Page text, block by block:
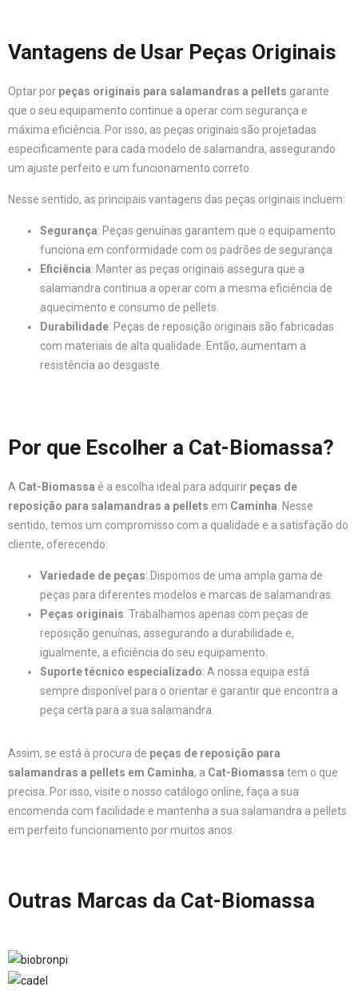
Vantagens de Usar Peças Originais
Optar por peças originais para salamandras a pellets garante
que o seu equipamento continue a operar com segurança e
máxima eficiência. Por isso, as peças originais são projetadas
especificamente para cada modelo de salamandra, assegurando
um ajuste perfeito e um funcionamento correto.
Nesse sentido, as principais vantagens das peças originais incluem:
Segurança: Peças genuínas garantem que o equipamento
funciona em conformidade com os padrões de segurança.
Eficiência: Manter as peças originais assegura que a
salamandra continua a operar com a mesma eficiência de
aquecimento e consumo de pellets.
Durabilidade: Peças de reposição originais são fabricadas
com materiais de alta qualidade. Então, aumentam a
resistência ao desgaste.
Por que Escolher a Cat-Biomassa?
A Cat-Biomassa é a escolha ideal para adquirir peças de
reposição para salamandras a pellets em Caminha . Nesse
sentido, temos um compromisso com a qualidade e a satisfação do
cliente, oferecendo:
Variedade de peças: Dispomos de uma ampla gama de
peças para diferentes modelos e marcas de salamandras.
Peças originais: Trabalhamos apenas com peças de
reposição genuínas, assegurando a durabilidade e,
igualmente, a eficiência do seu equipamento.
Suporte técnico especializado: A nossa equipa está
sempre disponível para o orientar e garantir que encontra a
peça certa para a sua salamandra.
Assim, se está à procura de peças de reposição para
salamandras a pellets em Caminha, a Cat-Biomassa tem o que
precisa. Por isso, visite o nosso catálogo online, faça a sua
encomenda com facilidade e mantenha a sua salamandra a pellets
em perfeito funcionamento por muitos anos.
Outras Marcas da Cat-Biomassa